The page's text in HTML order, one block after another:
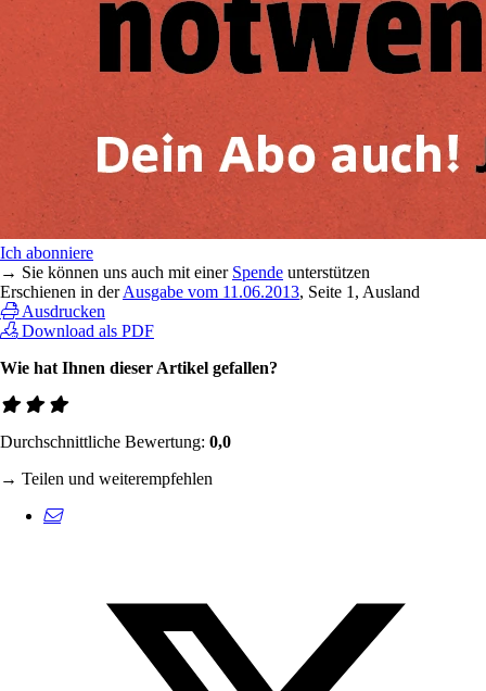
Ich abonniere
→ Sie können uns auch mit einer Spende unterstützen
Erschienen in derAusgabe vom 11.06.2013, Seite 1, Ausland
Ausdrucken
Download als PDF
Wie hat Ihnen dieser Artikel gefallen?
Durchschnittliche Bewertung: 0,0
→ Teilen und weiterempfehlen